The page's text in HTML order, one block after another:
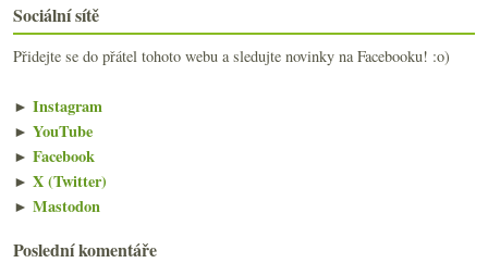
Sociální sítě
Přidejte se do přátel tohoto webu a sledujte novinky na Facebooku! :o)
► Instagram
► YouTube
► Facebook
► X (Twitter)
► Mastodon
Poslední komentáře